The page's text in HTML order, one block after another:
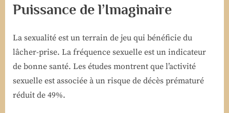
Puissance de l’Imaginaire
La sexualité est un terrain de jeu qui bénéficie du
lâcher-prise. La fréquence sexuelle est un indicateur
de bonne santé. Les études montrent que l’activité
sexuelle est associée à un risque de décès prématuré
réduit de 49%.